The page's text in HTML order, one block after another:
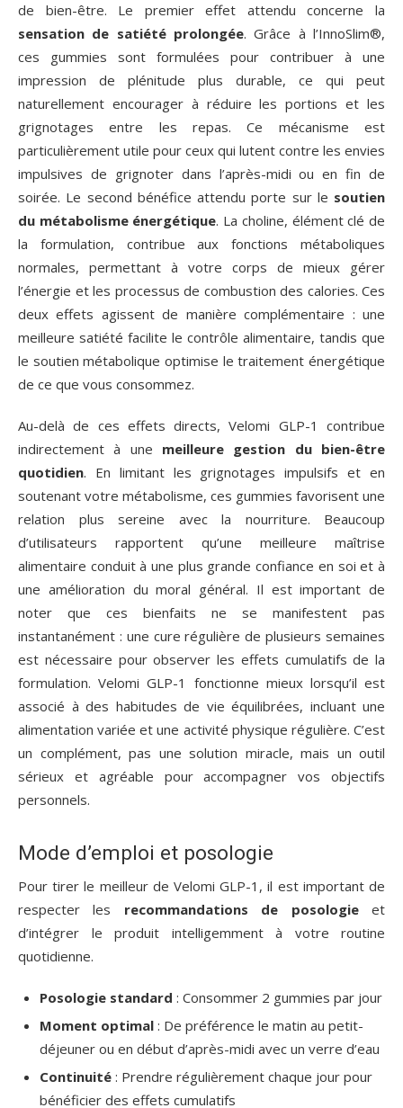
de bien-être. Le premier effet attendu concerne la
sensation de satiété prolongée. Grâce à l’InnoSlim®,
ces gummies sont formulées pour contribuer à une
impression de plénitude plus durable, ce qui peut
naturellement encourager à réduire les portions et les
grignotages entre les repas. Ce mécanisme est
particulièrement utile pour ceux qui lutent contre les envies
impulsives de grignoter dans l’après-midi ou en fin de
soirée. Le second bénéfice attendu porte sur le soutien
du métabolisme énergétique. La choline, élément clé de
la formulation, contribue aux fonctions métaboliques
normales, permettant à votre corps de mieux gérer
l’énergie et les processus de combustion des calories. Ces
deux effets agissent de manière complémentaire : une
meilleure satiété facilite le contrôle alimentaire, tandis que
le soutien métabolique optimise le traitement énergétique
de ce que vous consommez.
Au-delà de ces effets directs, Velomi GLP-1 contribue
indirectement à une meilleure gestion du bien-être
quotidien. En limitant les grignotages impulsifs et en
soutenant votre métabolisme, ces gummies favorisent une
relation plus sereine avec la nourriture. Beaucoup
d’utilisateurs rapportent qu’une meilleure maîtrise
alimentaire conduit à une plus grande confiance en soi et à
une amélioration du moral général. Il est important de
noter que ces bienfaits ne se manifestent pas
instantanément : une cure régulière de plusieurs semaines
est nécessaire pour observer les effets cumulatifs de la
formulation. Velomi GLP-1 fonctionne mieux lorsqu’il est
associé à des habitudes de vie équilibrées, incluant une
alimentation variée et une activité physique régulière. C’est
un complément, pas une solution miracle, mais un outil
sérieux et agréable pour accompagner vos objectifs
personnels.
Mode d’emploi et posologie
Pour tirer le meilleur de Velomi GLP-1, il est important de
respecter les recommandations de posologieet
d’intégrer le produit intelligemment à votre routine
quotidienne.
Posologie standard : Consommer 2 gummies par jour
Moment optimal : De préférence le matin au petit-
déjeuner ou en début d’après-midi avec un verre d’eau
Continuité : Prendre régulièrement chaque jour pour
bénéficier des effets cumulatifs